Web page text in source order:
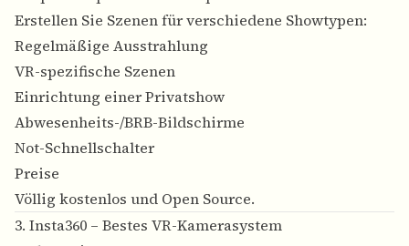
Erstellen Sie Szenen für verschiedene Showtypen:
Regelmäßige Ausstrahlung
VR-spezifische Szenen
Einrichtung einer Privatshow
Abwesenheits-/BRB-Bildschirme
Not-Schnellschalter
Preise
Völlig kostenlos und Open Source.
3. Insta360 – Bestes VR-Kamerasystem